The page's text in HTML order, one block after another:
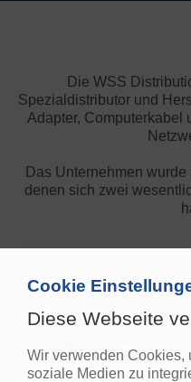
Die WSS
Spezialdistributor und
Adapter, Computerkabel
Das Unternehmen
denen sich zwei
Cookie
Diese Webseite
Wir verwenden Cookies,
soziale Medien zu